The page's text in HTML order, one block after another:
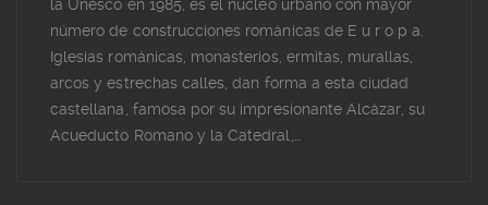
la Unesco en 1985, es el núcleo urbano con mayor
número de construcciones románicas de E u r o p a.
Iglesias románicas, monasterios, ermitas, murallas,
arcos y estrechas calles, dan forma a esta ciudad
castellana, famosa por su impresionante Alcázar, su
Acueducto Romano y la Catedral,…